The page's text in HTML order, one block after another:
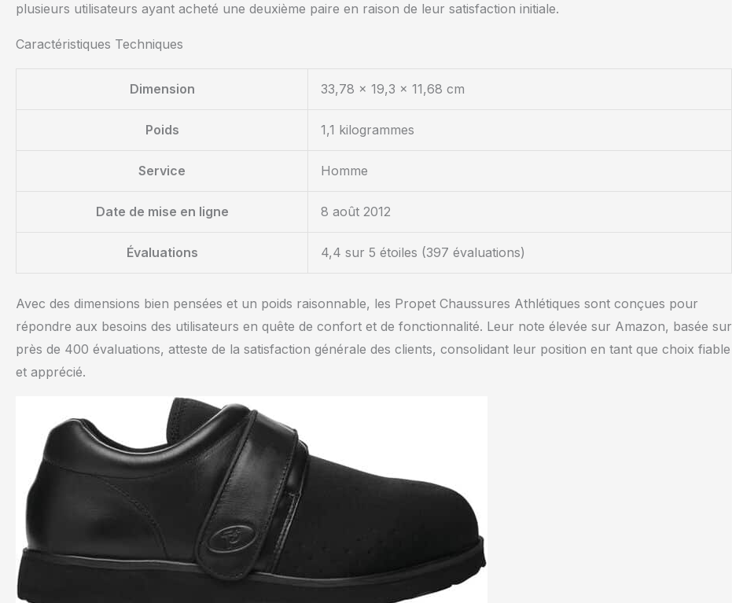
plusieurs utilisateurs ayant acheté une deuxième paire en raison de leur satisfaction initiale.
Caractéristiques Techniques
Dimension 33,78 x 19,3 x 11,68 cm
Poids 1,1 kilogrammes
Service Homme
Date de mise en ligne 8 août 2012
Évaluations 4,4 sur 5 étoiles (397 évaluations)
Avec des dimensions bien pensées et un poids raisonnable, les Propet Chaussures Athlétiques sont conçues pour
répondre aux besoins des utilisateurs en quête de confort et de fonctionnalité. Leur note élevée sur Amazon, basée sur
près de 400 évaluations, atteste de la satisfaction générale des clients, consolidant leur position en tant que choix fiable
et apprécié.